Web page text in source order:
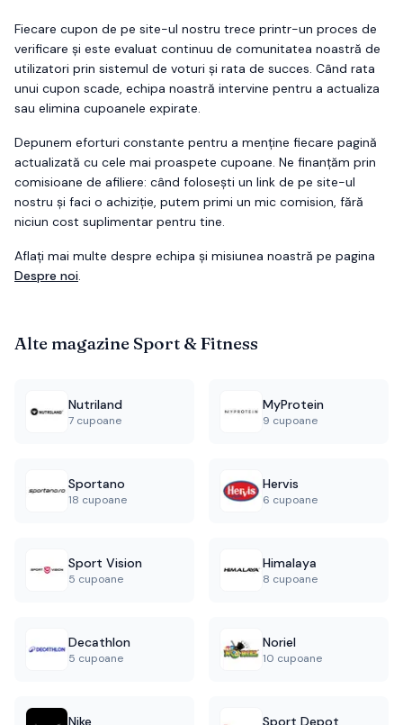
Fiecare cupon de pe site-ul nostru trece printr-un proces de
verificare și este evaluat continuu de comunitatea noastră de
utilizatori prin sistemul de voturi și rata de succes. Când rata
unui cupon scade, echipa noastră intervine pentru a actualiza
sau elimina cupoanele expirate.
Depunem eforturi constante pentru a menține fiecare pagină
actualizată cu cele mai proaspete cupoane. Ne finanțăm prin
comisioane de afiliere: când folosești un link de pe site-ul
nostru și faci o achiziție, putem primi un mic comision, fără
niciun cost suplimentar pentru tine.
Aflați mai multe despre echipa și misiunea noastră pe pagina
Despre noi.
Alte magazine Sport & Fitness
Nutriland
7 cupoane
MyProtein
9 cupoane
Sportano
18 cupoane
Hervis
6 cupoane
Sport Vision
5 cupoane
Himalaya
8 cupoane
Decathlon
5 cupoane
Noriel
10 cupoane
Nike Sport Depot